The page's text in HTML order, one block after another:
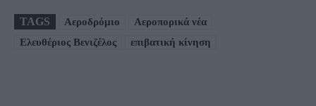
TAGS Αεροδρόμιο
Αεροπορικά νέα
Ελευθέριος Βενιζέλος
επιβατική κίνηση